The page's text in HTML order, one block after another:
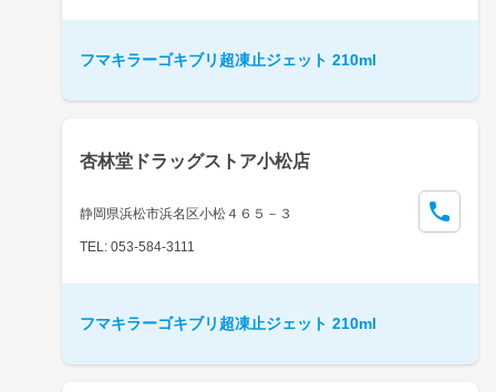
フマキラーゴキブリ超凍止ジェット 210ml
杏林堂ドラッグストア小松店
静岡県浜松市浜名区小松４６５－３
TEL: 053-584-3111
フマキラーゴキブリ超凍止ジェット 210ml